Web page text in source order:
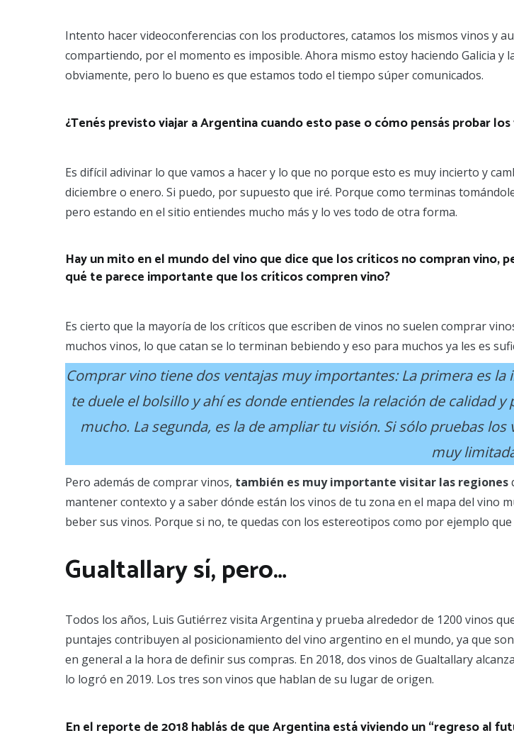
Intento hacer videoconferencias con los productores, catamos los mismos vinos y
compartiendo, por el momento es imposible. Ahora mismo estoy haciendo Galicia y
obviamente, pero lo bueno es que estamos todo el tiempo súper comunicados.
¿Tenés previsto viajar a Argentina cuando esto pase o cómo pensás probar
Es difícil adivinar lo que vamos a hacer y lo que no porque esto es muy incierto y
diciembre o enero. Si puedo, por supuesto que iré. Porque como terminas
pero estando en el sitio entiendes mucho más y lo ves todo de otra forma.
Hay un mito en el mundo del vino que dice que los críticos no compran vino,
qué te parece importante que los críticos compren vino?
Es cierto que la mayoría de los críticos que escriben de vinos no suelen comprar
muchos vinos, lo que catan se lo terminan bebiendo y eso para muchos ya les es
Comprar vino tiene dos ventajas muy importantes: La primera es
te duele el bolsillo y ahí es donde entiendes la relación de calidad
mucho. La segunda, es la de ampliar tu visión. Si sólo pruebas
muy
Pero además de comprar vinos, también es muy importante visitar las regiones
mantener contexto y a saber dónde están los vinos de tu zona en el mapa del vino
beber sus vinos. Porque si no, te quedas con los estereotipos como por ejemplo
Gualtallary sí, pero…
Todos los años, Luis Gutiérrez visita Argentina y prueba alrededor de 1200 vinos
puntajes contribuyen al posicionamiento del vino argentino en el mundo, ya que
en general a la hora de definir sus compras. En 2018, dos vinos de Gualtallary
lo logró en 2019. Los tres son vinos que hablan de su lugar de origen.
En el reporte de 2018 hablás de que Argentina está viviendo un “regreso al